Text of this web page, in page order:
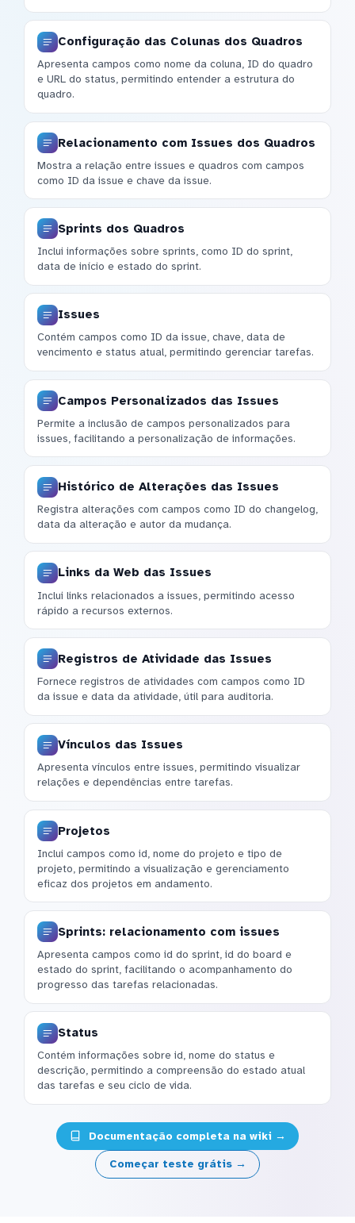
Configuração das Colunas dos Quadros
Apresenta campos como nome da coluna, ID do quadro
e URL do status, permitindo entender a estrutura do
quadro.
Relacionamento com Issues dos Quadros
Mostra a relação entre issues e quadros com campos
como ID da issue e chave da issue.
Sprints dos Quadros
Inclui informações sobre sprints, como ID do sprint,
data de início e estado do sprint.
Issues
Contém campos como ID da issue, chave, data de
vencimento e status atual, permitindo gerenciar tarefas.
Campos Personalizados das Issues
Permite a inclusão de campos personalizados para
issues, facilitando a personalização de informações.
Histórico de Alterações das Issues
Registra alterações com campos como ID do changelog,
data da alteração e autor da mudança.
Links da Web das Issues
Inclui links relacionados a issues, permitindo acesso
rápido a recursos externos.
Registros de Atividade das Issues
Fornece registros de atividades com campos como ID
da issue e data da atividade, útil para auditoria.
Vínculos das Issues
Apresenta vínculos entre issues, permitindo visualizar
relações e dependências entre tarefas.
Projetos
Inclui campos como id, nome do projeto e tipo de
projeto, permitindo a visualização e gerenciamento
eficaz dos projetos em andamento.
Sprints: relacionamento com issues
Apresenta campos como id do sprint, id do board e
estado do sprint, facilitando o acompanhamento do
progresso das tarefas relacionadas.
Status
Contém informações sobre id, nome do status e
descrição, permitindo a compreensão do estado atual
das tarefas e seu ciclo de vida.
Documentação completa na wiki →
Começar teste grátis →